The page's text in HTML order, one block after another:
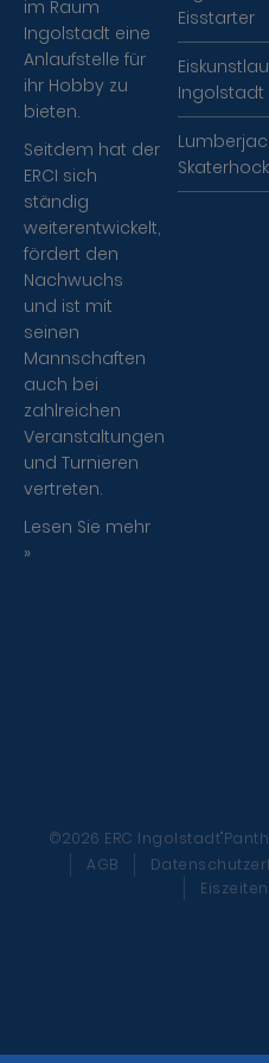
im Raum
Ingolstadt eine
Anlaufstelle für
ihr Hobby zu
bieten.
Seitdem hat der
ERCI sich
ständig
weiterentwickelt,
fördert den
Nachwuchs
und ist mit
seinen
Mannschaften
auch bei
zahlreichen
Veranstaltungen
und Turnieren
vertreten.
Lesen Sie mehr
»
Eisstarter
Ingolstadt
©2026 ERC
AGB